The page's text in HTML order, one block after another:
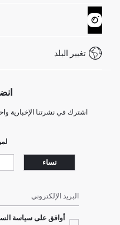
تتبع الشحنة
كيف يمكنك التسوق في ديفاكتو ؟
نموذج الاتصال
خدمة العملاء
تغيير البلد
اشترك في نشرتنا الإخبارية واحصل على
نساء
البريد الإلكتروني
أوافق على سياسة